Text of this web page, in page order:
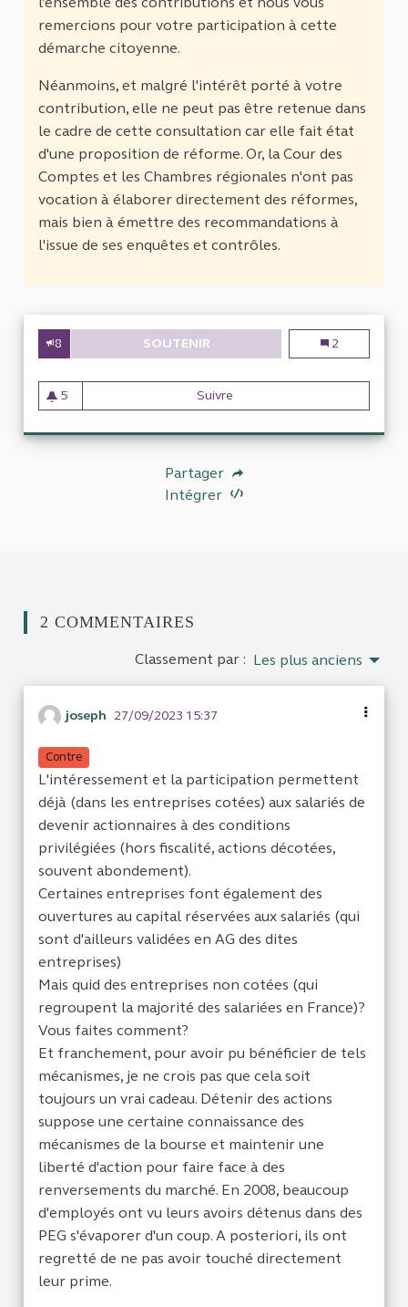
remercions pour votre participation à cette
démarche citoyenne.
Néanmoins, et malgré l'intérêt porté à votre
contribution, elle ne peut pas être retenue dans
le cadre de cette consultation car elle fait état
d'une proposition de réforme. Or, la Cour des
Comptes et les Chambres régionales n'ont pas
vocation à élaborer directement des réformes,
mais bien à émettre des recommandations à
l'issue de ses enquêtes et contrôles.
8 SOUTENIR PROPOSER AUX SALARIÉS
Proposer aux
2
5
5 abonnés
Suivre
Partager
Intégrer
2 COMMENTAIRES
Classement par : Les plus anciens
joseph 27/09/2023 15:37
Contre
L'intéressement et la participation permettent
déjà (dans les entreprises cotées) aux salariés de
devenir actionnaires à des conditions
privilégiées (hors fiscalité, actions décotées,
souvent abondement).
Certaines entreprises font également des
ouvertures au capital réservées aux salariés (qui
sont d'ailleurs validées en AG des dites
entreprises)
Mais quid des entreprises non cotées (qui
regroupent la majorité des salariées en France)?
Vous faites comment?
Et franchement, pour avoir pu bénéficier de tels
mécanismes, je ne crois pas que cela soit
toujours un vrai cadeau. Détenir des actions
suppose une certaine connaissance des
mécanismes de la bourse et maintenir une
liberté d'action pour faire face à des
renversements du marché. En 2008, beaucoup
d'employés ont vu leurs avoirs détenus dans des
PEG s'évaporer d'un coup. A posteriori, ils ont
regretté de ne pas avoir touché directement
leur prime.